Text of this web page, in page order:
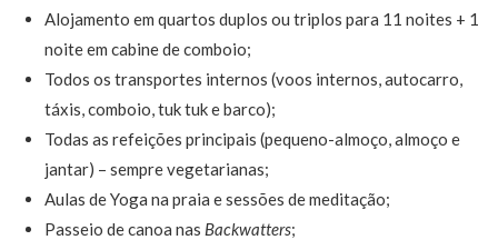
Alojamento em quartos duplos ou triplos para 11 noites + 1
noite em cabine de comboio;
Todos os transportes internos (voos internos, autocarro,
táxis, comboio, tuk tuk e barco);
Todas as refeições principais (pequeno-almoço, almoço e
jantar) – sempre vegetarianas;
Aulas de Yoga na praia e sessões de meditação;
Passeio de canoa nas Backwatters;